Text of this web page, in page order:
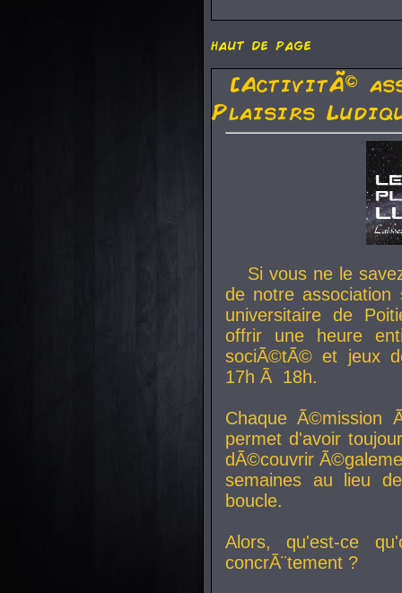
haut de page
[ActivitÃ©
Plaisirs
Si vous ne le
de notre
universitaire de
offrir une heure
sociÃ©tÃ© et jeux
17h Ã 18h.
Chaque Ã©mission
permet d'avoir
dÃ©couvrir
semaines au lieu
boucle.
Alors, qu'est-ce
concrÃ¨tement ?